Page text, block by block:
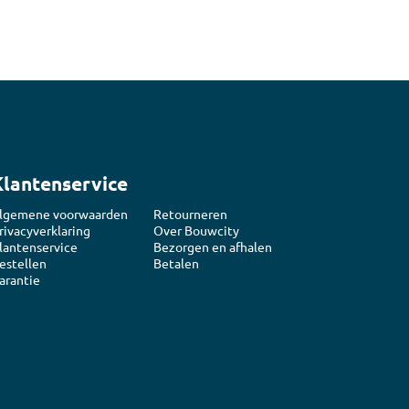
voorwaarden
Retourneren
Over Bouwcity
Bezorgen en afhalen
Betalen